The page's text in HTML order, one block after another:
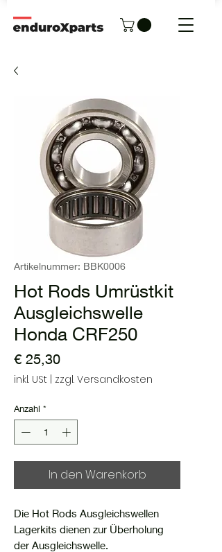
Artikelnummer: BBK0006
Hot Rods Umrüstkit
Ausgleichswelle
Honda CRF250
€ 25,30Preis
inkl. USt zzgl. Versandkosten
Anzahl *
In den Warenkorb
Die Hot Rods Ausgleichswellen
Lagerkits dienen zur Überholung
der Ausgleichswelle.